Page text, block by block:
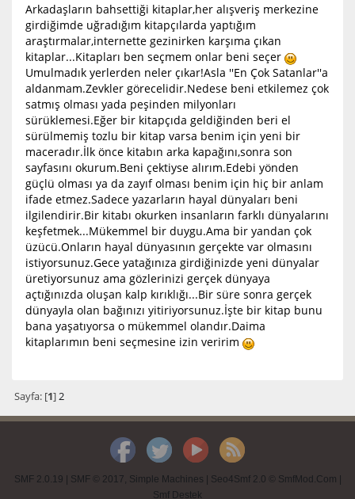
Arkadaşların bahsettiği kitaplar,her alışveriş merkezine
girdiğimde uğradığım kitapçılarda yaptığım
araştırmalar,internette gezinirken karşıma çıkan
kitaplar...Kitapları ben seçmem onlar beni seçer
Umulmadık yerlerden neler çıkar!Asla ''En Çok Satanlar''a
aldanmam.Zevkler görecelidir.Nedese beni etkilemez çok
satmış olması yada peşinden milyonları
sürüklemesi.Eğer bir kitapçıda geldiğinden beri el
sürülmemiş tozlu bir kitap varsa benim için yeni bir
maceradır.İlk önce kitabın arka kapağını,sonra son
sayfasını okurum.Beni çektiyse alırım.Edebi yönden
güçlü olması ya da zayıf olması benim için hiç bir anlam
ifade etmez.Sadece yazarların hayal dünyaları beni
ilgilendirir.Bir kitabı okurken insanların farklı dünyalarını
keşfetmek...Mükemmel bir duygu.Ama bir yandan çok
üzücü.Onların hayal dünyasının gerçekte var olmasını
istiyorsunuz.Gece yatağınıza girdiğinizde yeni dünyalar
üretiyorsunuz ama gözlerinizi gerçek dünyaya
açtığınızda oluşan kalp kırıklığı...Bir süre sonra gerçek
dünyayla olan bağınızı yitiriyorsunuz.İşte bir kitap bunu
bana yaşatıyorsa o mükemmel olandır.Daima
kitaplarımın beni seçmesine izin veririm
Sayfa: [1]2
SMF 2.0.19 | SMF © 2017 Simple Machines | Seo4Smf 2.0 © SmfMod.Com |
Smf Destek